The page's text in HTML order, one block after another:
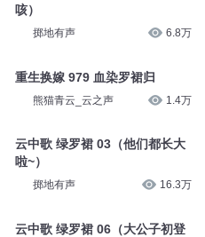
咳）
掷地有声 6.8万
重生换嫁 979 血染罗裙归
熊猫青云_云之声 1.4万
云中歌 绿罗裙 03（他们都长大
啦~）
掷地有声 16.3万
云中歌 绿罗裙 06（大公子初登